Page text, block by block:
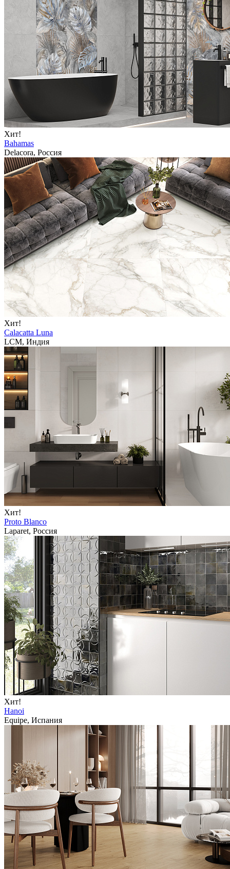
Хит!
Bahamas
Delacora, Россия
Хит!
Calacatta Luna
LCM, Индия
Хит!
Proto Blanco
Laparet, Россия
Хит!
Hanoi
Equipe, Испания